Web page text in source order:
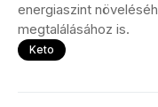
energiaszint
megtalálásához is.
Keto